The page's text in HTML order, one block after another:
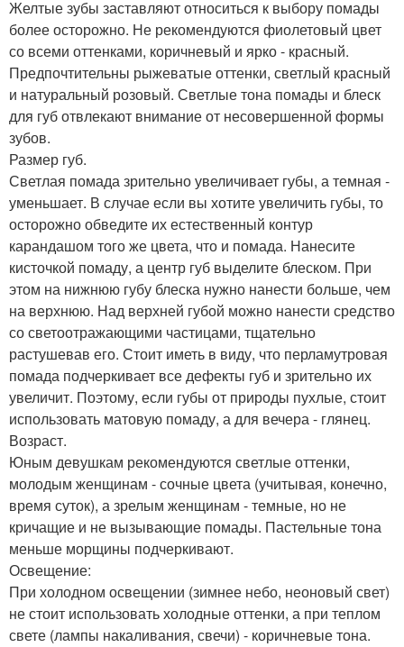
Желтые зубы заставляют относиться к выбору помады
более осторожно. Не рекомендуются фиолетовый цвет
со всеми оттенками, коричневый и ярко - красный.
Предпочтительны рыжеватые оттенки, светлый красный
и натуральный розовый. Светлые тона помады и блеск
для губ отвлекают внимание от несовершенной формы
зубов.
Размер губ.
Светлая помада зрительно увеличивает губы, а темная -
уменьшает. В случае если вы хотите увеличить губы, то
осторожно обведите их естественный контур
карандашом того же цвета, что и помада. Нанесите
кисточкой помаду, а центр губ выделите блеском. При
этом на нижнюю губу блеска нужно нанести больше, чем
на верхнюю. Над верхней губой можно нанести средство
со светоотражающими частицами, тщательно
растушевав его. Стоит иметь в виду, что перламутровая
помада подчеркивает все дефекты губ и зрительно их
увеличит. Поэтому, если губы от природы пухлые, стоит
использовать матовую помаду, а для вечера - глянец.
Возраст.
Юным девушкам рекомендуются светлые оттенки,
молодым женщинам - сочные цвета (учитывая, конечно,
время суток), а зрелым женщинам - темные, но не
кричащие и не вызывающие помады. Пастельные тона
меньше морщины подчеркивают.
Освещение:
При холодном освещении (зимнее небо, неоновый свет)
не стоит использовать холодные оттенки, а при теплом
свете (лампы накаливания, свечи) - коричневые тона.